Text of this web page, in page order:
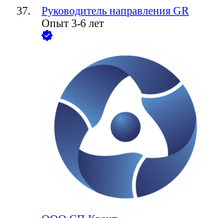
Руководитель направления GR
Опыт 3-6 лет